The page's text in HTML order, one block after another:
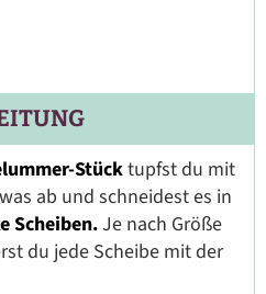
Stücktupfst du mit
ab und schneidest es in
Scheiben.Je nach Größe
du jede Scheibe mit der